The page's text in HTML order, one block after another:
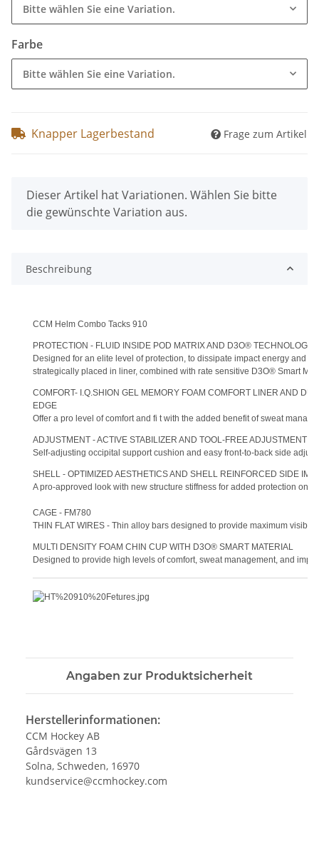
Bitte wählen Sie eine Variation.
Farbe
Bitte wählen Sie eine Variation.
Knapper Lagerbestand Frage zum Artikel
x
Dieser Artikel hat Variationen. Wählen Sie bitte
die gewünschte Variation aus.
Beschreibung
CCM Helm Combo Tacks 910
PROTECTION - FLUID INSIDE POD MATRIX AND D3O® TECHNOLOGY
Designed for an elite level of protection, to dissipate impact energy and
strategically placed in liner, combined with rate sensitive D3O® Smart
COMFORT- I.Q.SHION GEL MEMORY FOAM COMFORT LINER AND
EDGE
Offer a pro level of comfort and fi t with the added benefit of sweat
ADJUSTMENT - ACTIVE STABILIZER AND TOOL-FREE ADJUSTMENT
Self-adjusting occipital support cushion and easy front-to-back side
SHELL - OPTIMIZED AESTHETICS AND SHELL REINFORCED SIDE
A pro-approved look with new structure stiffness for added protection on
CAGE - FM780
THIN FLAT WIRES - Thin alloy bars designed to provide maximum
MULTI DENSITY FOAM CHIN CUP WITH D3O® SMART MATERIAL
Designed to provide high levels of comfort, sweat management, and
Angaben zur Produktsicherheit
Herstellerinformationen:
CCM Hockey AB
Gårdsvägen 13
Solna, Schweden, 16970
kundservice@ccmhockey.com